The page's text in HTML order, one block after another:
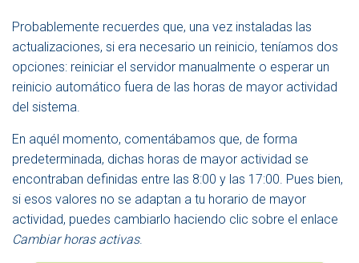
Probablemente recuerdes que, una vez instaladas las
actualizaciones, si era necesario un reinicio, teníamos dos
opciones: reiniciar el servidor manualmente o esperar un
reinicio automático fuera de las horas de mayor actividad
del sistema.
En aquél momento, comentábamos que, de forma
predeterminada, dichas horas de mayor actividad se
encontraban definidas entre las 8:00 y las 17:00. Pues bien,
si esos valores no se adaptan a tu horario de mayor
actividad, puedes cambiarlo haciendo clic sobre el enlace
Cambiar horas activas.